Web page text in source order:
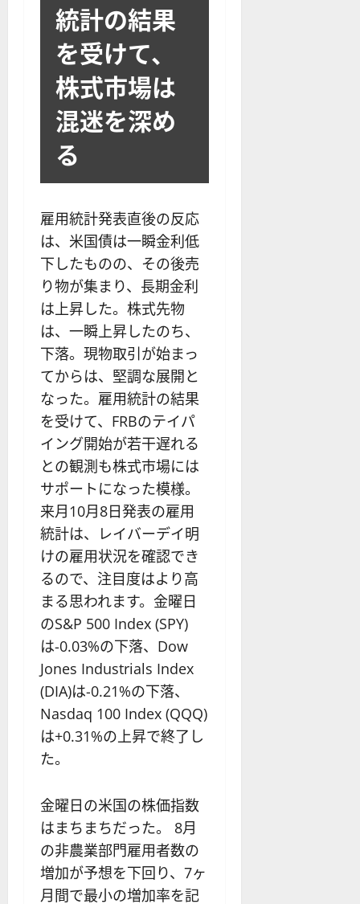
統計の結果
を受けて、
株式市場は
混迷を深め
る
雇用統計発表直後の反応
は、米国債は一瞬金利低
下したものの、その後売
り物が集まり、長期金利
は上昇した。株式先物
は、一瞬上昇したのち、
下落。現物取引が始まっ
てからは、堅調な展開と
なった。雇用統計の結果
を受けて、FRBのテイパ
イング開始が若干遅れる
との観測も株式市場には
サポートになった模様。
来月10月8日発表の雇用
統計は、レイバーデイ明
けの雇用状況を確認でき
るので、注目度はより高
まる思われます。金曜日
のS&P 500 Index (SPY)
は-0.03%の下落、Dow
Jones Industrials Index
(DIA)は-0.21%の下落、
Nasdaq 100 Index (QQQ)
は+0.31%の上昇で終了し
た。
金曜日の米国の株価指数
はまちまちだった。 8月
の非農業部門雇用者数の
増加が予想を下回り、7ヶ
月間で最小の増加率を記